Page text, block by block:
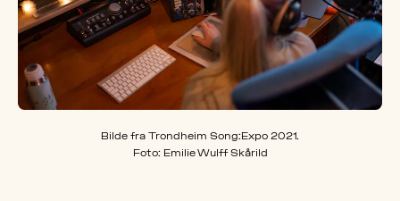
OM
Bilde fra Trondheim Song:Expo 2021.
Foto: Emilie Wulff Skårild